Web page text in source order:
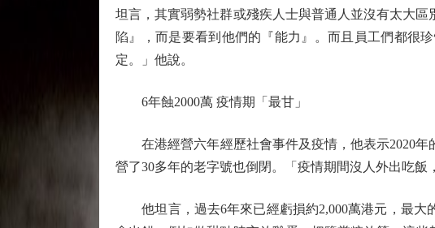
坦言，其實弱勢社群或殘疾人士與普通人並沒有太大
陷』，而是要看到他們的『能力』。而且員工們都很
定。」他說。
6年蝕2000萬 疫情期「最甘」
在港經營六年經歷社會事件及疫情，他表示2020年
營了30多年的老字號也倒閉。「疫情期間沒人外出吃飯
他坦言，過去6年來已經虧損約2,000萬港元，最大